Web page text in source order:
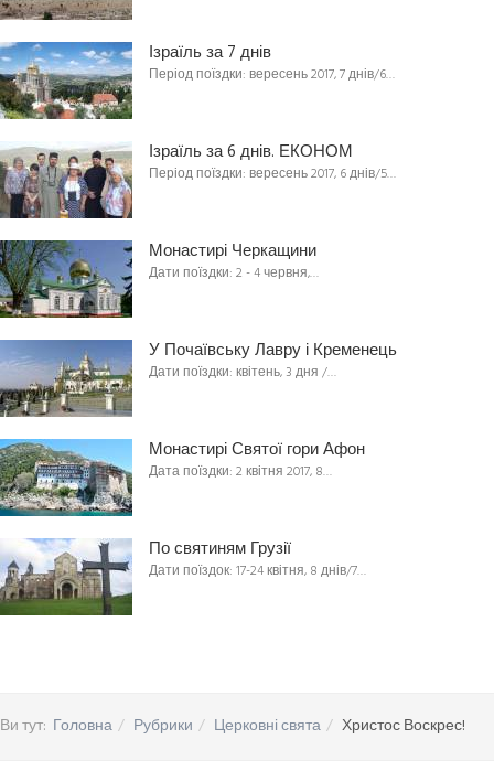
Ізраїль за 7 днів
Період поїздки: вересень 2017, 7 днів/6…
Ізраїль за 6 днів. ЕКОНОМ
Період поїздки: вересень 2017, 6 днів/5…
Монастирі Черкащини
Дати поїздки: 2 - 4 червня,…
У Почаївську Лавру і Кременець
Дати поїздки: квітень, 3 дня /…
Монастирі Святої гори Афон
Дата поїздки: 2 квітня 2017, 8…
По святиням Грузії
Дати поїздок: 17-24 квітня, 8 днів/7…
Ви тут: Головна Рубрики Церковні свята Христос Воскрес!